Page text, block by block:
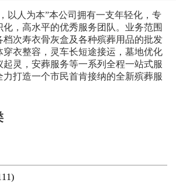
以人为本”本公司拥有一支年轻化，专
化，高水平的优秀服务团队。业务范围
档次寿衣骨灰盒及各种殡葬用品的批发
穿衣整容，灵车长短途接运，墓地优化
起灵，安葬服务等一系列全程一站式服
力打造一个市民首肯接纳的全新殡葬服